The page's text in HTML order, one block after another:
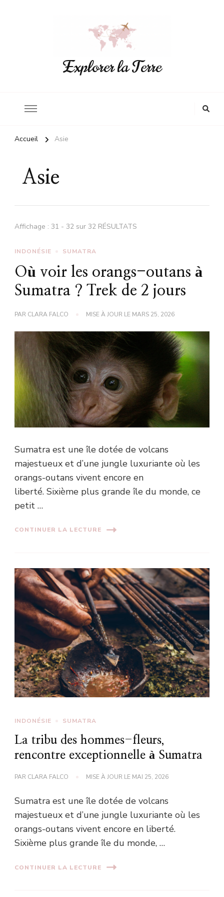
Explorer la Terre
Accueil Asie
Asie
Affichage : 31 - 32 sur 32 RÉSULTATS
INDONÉSIE SUMATRA
Où voir les orangs-outans à
Sumatra ? Trek de 2 jours
PAR CLARA FALCO MISE À JOUR LE MARS 25, 2026
Sumatra est une île dotée de volcans
majestueux et d’une jungle luxuriante où les
orangs-outans vivent encore en
liberté. Sixième plus grande île du monde, ce
petit …
CONTINUER LA LECTURE
INDONÉSIE SUMATRA
La tribu des hommes-fleurs,
rencontre exceptionnelle à Sumatra
PAR CLARA FALCO MISE À JOUR LE MAI 25, 2026
Sumatra est une île dotée de volcans
majestueux et d’une jungle luxuriante où les
orangs-outans vivent encore en liberté.
Sixième plus grande île du monde, …
CONTINUER LA LECTURE